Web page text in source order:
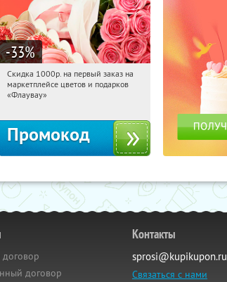
-33%
13:36:24 Получили:
Россия
Скидка 1000р. на первый заказ на
маркетплейсе цветов и подарков
«Флаувау»
Промокод
договор
договор
Контакты
sprosi@kupikupon.ru
Связаться с нами